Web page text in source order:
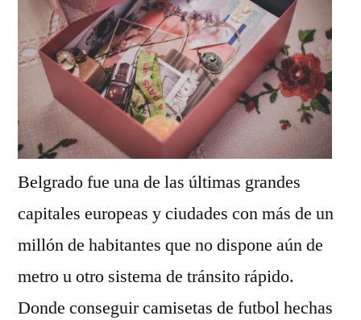
Belgrado fue una de las últimas grandes
capitales europeas y ciudades con más de un
millón de habitantes que no dispone aún de
metro u otro sistema de tránsito rápido.
Donde conseguir camisetas de futbol hechas